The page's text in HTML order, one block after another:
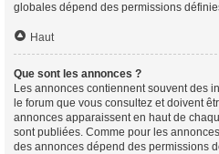
globales dépend des permissions
Haut
Que sont les annonces ?
Les annonces contiennent souvent des
le forum que vous consultez et doivent
annonces apparaissent en haut de
sont publiées. Comme pour les
des annonces dépend des permissions